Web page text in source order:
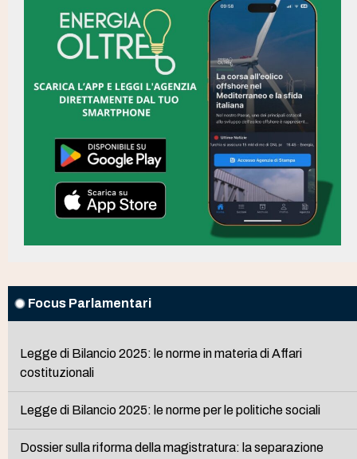
Focus Parlamentari
Legge di Bilancio 2025: le norme in materia di Affari
costituzionali
Legge di Bilancio 2025: le norme per le politiche sociali
Dossier sulla riforma della magistratura: la separazione